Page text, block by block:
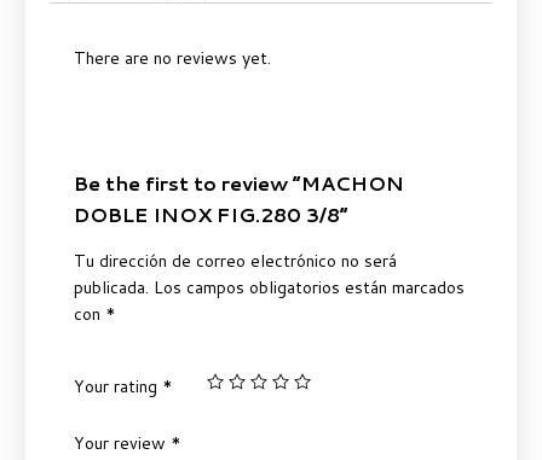
There are no reviews yet.
Be the first to review “MACHON
DOBLE INOX FIG.280 3/8”
Tu dirección de correo electrónico no será
publicada. Los campos obligatorios están marcados
con *
Your rating *
Your review *